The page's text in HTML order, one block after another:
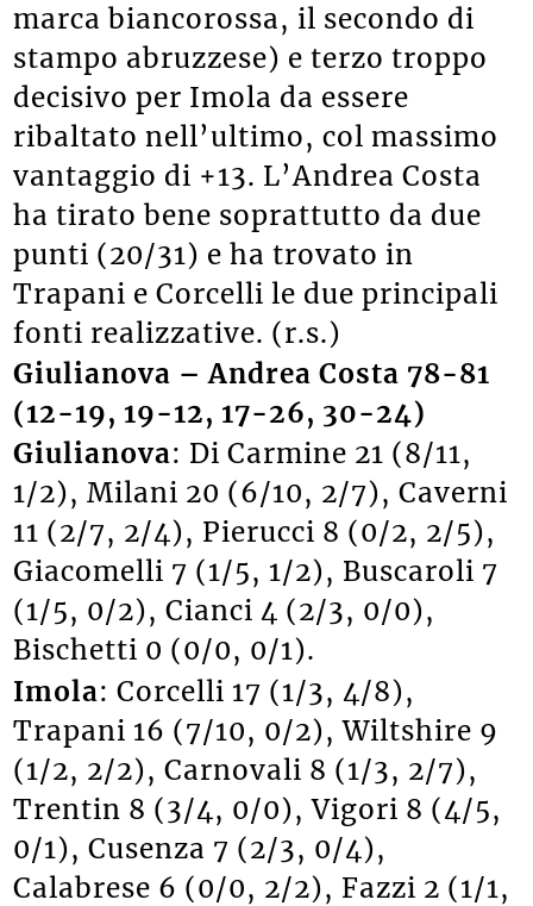
marca biancorossa, il secondo di
stampo abruzzese) e terzo troppo
decisivo per Imola da essere
ribaltato nell’ultimo, col massimo
vantaggio di +13. L’Andrea Costa
ha tirato bene soprattutto da due
punti (20/31) e ha trovato in
Trapani e Corcelli le due principali
fonti realizzative. (r.s.)
Giulianova – Andrea Costa 78-81
(12-19, 19-12, 17-26, 30-24)
Giulianova: Di Carmine 21 (8/11,
1/2), Milani 20 (6/10, 2/7), Caverni
11 (2/7, 2/4), Pierucci 8 (0/2, 2/5),
Giacomelli 7 (1/5, 1/2), Buscaroli 7
(1/5, 0/2), Cianci 4 (2/3, 0/0),
Bischetti 0 (0/0, 0/1).
Imola: Corcelli 17 (1/3, 4/8),
Trapani 16 (7/10, 0/2), Wiltshire 9
(1/2, 2/2), Carnovali 8 (1/3, 2/7),
Trentin 8 (3/4, 0/0), Vigori 8 (4/5,
0/1), Cusenza 7 (2/3, 0/4),
Calabrese 6 (0/0, 2/2), Fazzi 2 (1/1,